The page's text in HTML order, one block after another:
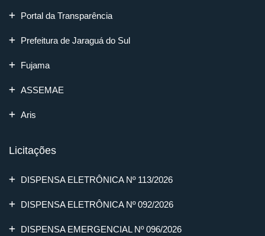
Portal da Transparência
Prefeitura de Jaraguá do Sul
Fujama
ASSEMAE
Aris
Licitações
DISPENSA ELETRÔNICA Nº 113/2026
DISPENSA ELETRÔNICA Nº 092/2026
DISPENSA EMERGENCIAL Nº 096/2026